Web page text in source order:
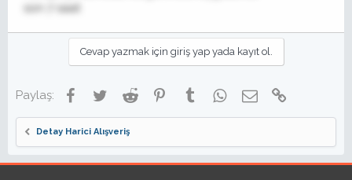
son 7 saat
Cevap yazmak için giriş yap yada kayıt ol.
Paylaş: Facebook
TwitterReddit PinterestTumblrWhatsApp
E-posta
Detay Harici Alışveriş